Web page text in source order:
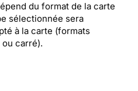
du format de la carte
sélectionnée sera
à la carte (formats
carré).